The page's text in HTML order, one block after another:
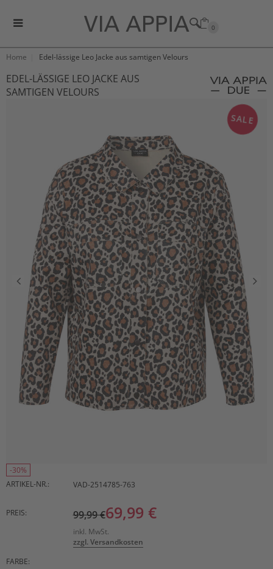
0
Home Edel-lässige Leo Jacke aus samtigen Velours
EDEL-LÄSSIGE LEO JACKE AUS
SAMTIGEN VELOURS
SALE
-30%
ARTIKEL-NR.:
VAD-2514785-763
PREIS: 99,99 €69,99 €
inkl. MwSt.
zzgl. Versandkosten
FARBE: